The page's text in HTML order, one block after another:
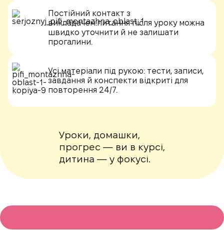
Постійний контакт з
викладачем:питання після уроку можна
швидко уточнити й не залишати
прогалини.
Усі матеріали під рукою: тести, записи,
завдання й конспекти відкриті для
повторення 24/7.
Уроки, домашки,
прогрес — ви в курсі,
дитина — у фокусі.